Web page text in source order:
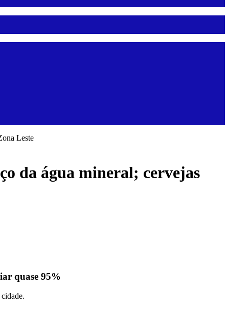
Leste
da água mineral; cervejas
quase 95%